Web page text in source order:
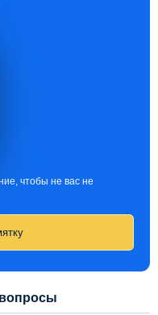
чтобы не вас не